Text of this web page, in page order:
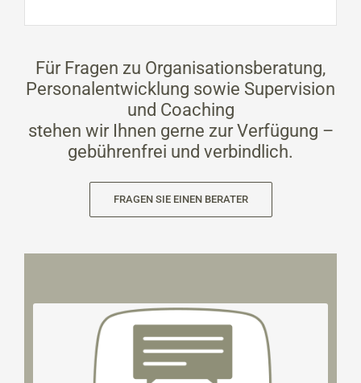
Für Fragen zu Organisationsberatung,
Personalentwicklung sowie Supervision
und Coaching
stehen wir Ihnen gerne zur Verfügung –
gebührenfrei und verbindlich.
FRAGEN SIE EINEN BERATER
realistisches Querdenken von Beziehungen zwischen
Personen in Teams und Organisationen.